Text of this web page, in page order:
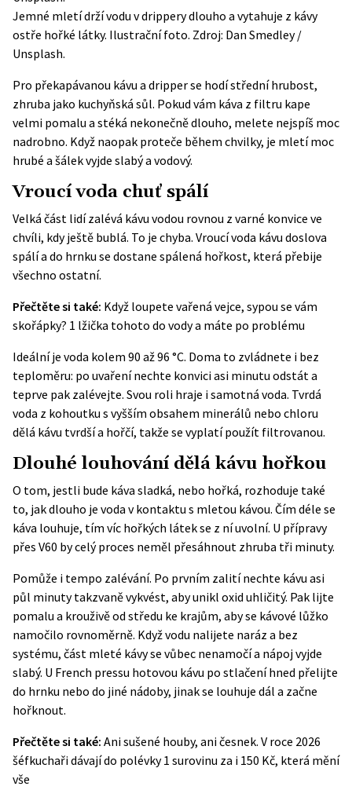
Jemné mletí drží vodu v drippery dlouho a vytahuje z kávy
ostře hořké látky. Ilustrační foto. Zdroj: Dan Smedley /
Unsplash.
Pro překapávanou kávu a dripper se hodí střední hrubost,
zhruba jako kuchyňská sůl. Pokud vám káva z filtru kape
velmi pomalu a stéká nekonečně dlouho, melete nejspíš moc
nadrobno. Když naopak proteče během chvilky, je mletí moc
hrubé a šálek vyjde slabý a vodový.
Vroucí voda chuť spálí
Velká část lidí zalévá kávu vodou rovnou z varné konvice ve
chvíli, kdy ještě bublá. To je chyba. Vroucí voda kávu doslova
spálí a do hrnku se dostane spálená hořkost, která přebije
všechno ostatní.
Přečtěte si také: Když loupete vařená vejce, sypou se vám
skořápky? 1 lžička tohoto do vody a máte po problému
Ideální je voda kolem 90 až 96 °C. Doma to zvládnete i bez
teploměru: po uvaření nechte konvici asi minutu odstát a
teprve pak zalévejte. Svou roli hraje i samotná voda. Tvrdá
voda z kohoutku s vyšším obsahem minerálů nebo chloru
dělá kávu tvrdší a hořčí, takže se vyplatí použít filtrovanou.
Dlouhé louhování dělá kávu hořkou
O tom, jestli bude káva sladká, nebo hořká, rozhoduje také
to, jak dlouho je voda v kontaktu s mletou kávou. Čím déle se
káva louhuje, tím víc hořkých látek se z ní uvolní. U přípravy
přes V60 by celý proces neměl přesáhnout zhruba tři minuty.
Pomůže i tempo zalévání. Po prvním zalití nechte kávu asi
půl minuty takzvaně vykvést, aby unikl oxid uhličitý. Pak lijte
pomalu a krouživě od středu ke krajům, aby se kávové lůžko
namočilo rovnoměrně. Když vodu nalijete naráz a bez
systému, část mleté kávy se vůbec nenamočí a nápoj vyjde
slabý. U French pressu hotovou kávu po stlačení hned přelijte
do hrnku nebo do jiné nádoby, jinak se louhuje dál a začne
hořknout.
Přečtěte si také: Ani sušené houby, ani česnek. V roce 2026
šéfkuchaři dávají do polévky 1 surovinu za i 150 Kč, která mění
vše